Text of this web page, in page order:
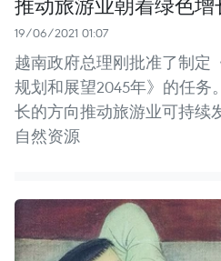
19/06/2021 01:07
越南政府总理刚批准了制定
规划和展望2045年》的任务
长的方向推动旅游业可持续
自然资源